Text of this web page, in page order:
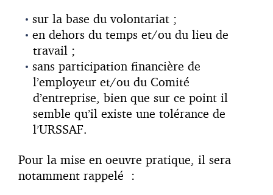
sur la base du volontariat ;
en dehors du temps et/ou du lieu de
travail ;
sans participation financière de
l’employeur et/ou du Comité
d’entreprise, bien que sur ce point il
semble qu’il existe une tolérance de
l’URSSAF.
Pour la mise en oeuvre pratique, il sera
notamment rappelé :